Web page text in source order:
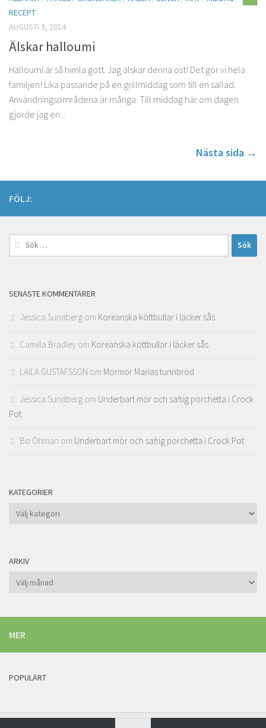
RECEPT
AUGUSTI 3, 2014
Älskar halloumi
Halloumi är så himla gott. Jag älskar denna ost! Det gör vi hela
familjen! Lika passande på en grillmiddag som till en sallad.
Användningsområdena är många. Till middag här om dagen
gjorde jag en...
Nästa sida →
FÖLJ:
Sök
efter:
SENASTE KOMMENTARER
Jessica Sundberg om Koreanska köttbullar i läcker sås
Camilla Bradley om Koreanska köttbullar i läcker sås
LAILA GUSTAFSSON om Mormor Marias tunnbröd
Jessica Sundberg om Underbart mör och saftig porchetta i Crock
Pot
Bo Öhman om Underbart mör och saftig porchetta i Crock Pot
KATEGORIER
Kategorier
ARKIV
Arkiv
MER
POPULÄRT